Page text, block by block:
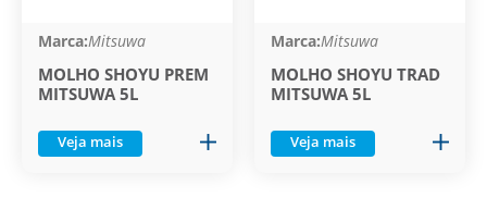
Marca:Mitsuwa
MOLHO SHOYU PREM
MITSUWA 5L
Veja mais
Marca:Mitsuwa
MOLHO SHOYU TRAD
MITSUWA 5L
Veja mais